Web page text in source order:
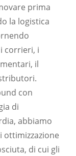
prima
la logistica
corrieri, i
il
con
di
abbiamo
ottimizzazione
di cui gli